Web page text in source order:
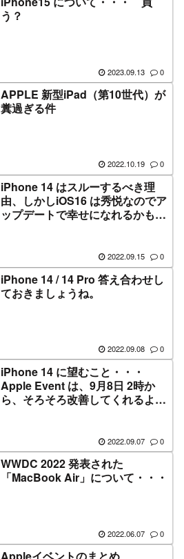
う？
2023.09.13 0
APPLE 新型iPad（第10世代）が
糞過ぎる件
2022.10.19 0
iPhone 14 はスルーするべき理
由、しかしiOS16 は秀悦なのでア
ップデートで幸せになれるかも
2022.09.15 0
iPhone 14 / 14 Pro 答え合わせし
ておきましょうね。
2022.09.08 0
iPhone 14 に望むこと・・・
Apple Event は、9月8日 2時か
ら、そろそろ改善してくれるよ
2022.09.07 0
WWDC 2022 発表された
「MacBook Air」について・・・
2022.06.07 0